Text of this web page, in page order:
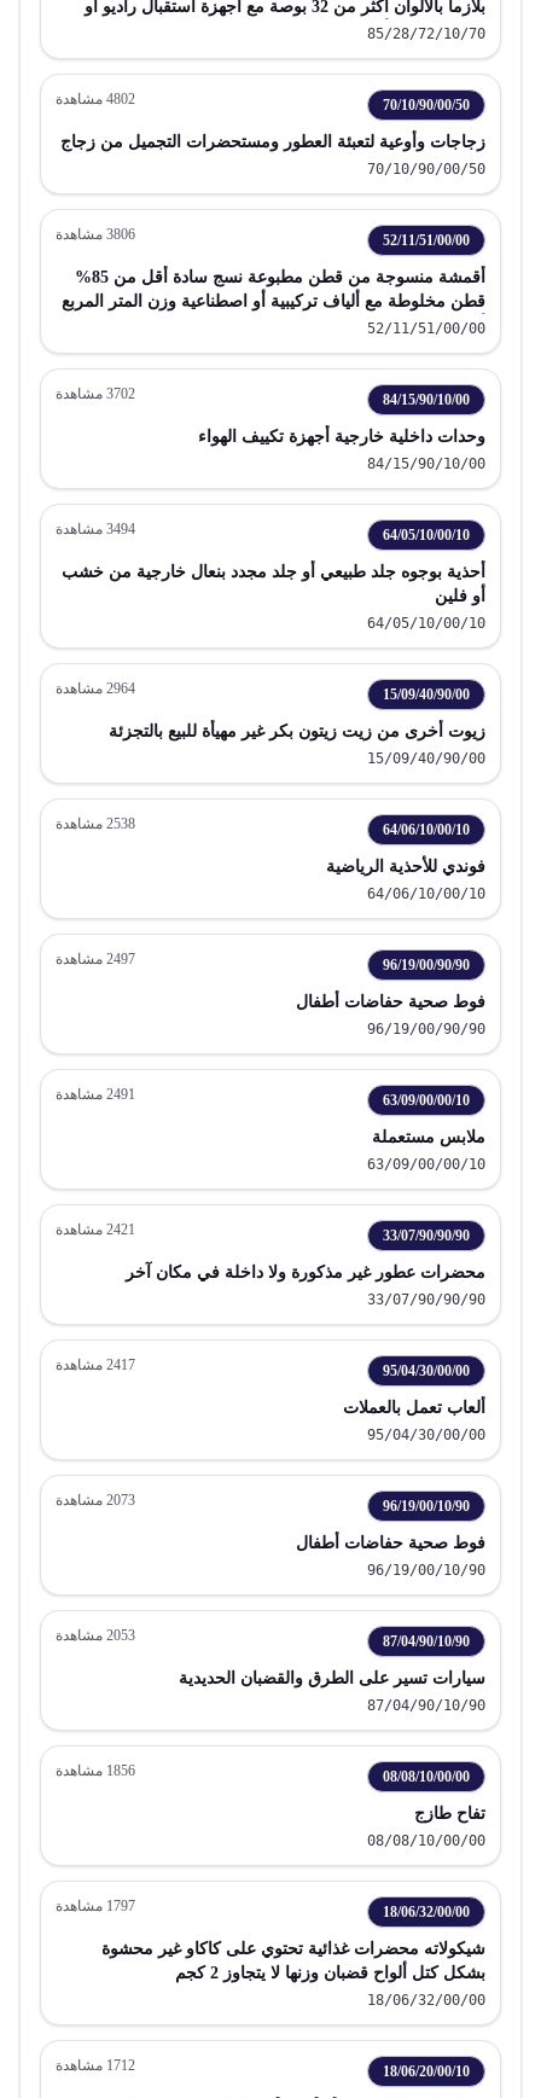
بلازما بالألوان أكثر من 32 بوصة مع أجهزة استقبال راديو أو
تسجيل صوت أو فيديو
85/28/72/10/70
70/10/90/00/50
4802 مشاهدة
زجاجات وأوعية لتعبئة العطور ومستحضرات التجميل من زجاج
70/10/90/00/50
52/11/51/00/00
3806 مشاهدة
أقمشة منسوجة من قطن مطبوعة نسج سادة أقل من 85%
قطن مخلوطة مع ألياف تركيبية أو اصطناعية وزن المتر المربع
أكثر من 200 جم
52/11/51/00/00
84/15/90/10/00
3702 مشاهدة
وحدات داخلية خارجية أجهزة تكييف الهواء
84/15/90/10/00
64/05/10/00/10
3494 مشاهدة
أحذية بوجوه جلد طبيعي أو جلد مجدد بنعال خارجية من خشب
أو فلين
64/05/10/00/10
15/09/40/90/00
2964 مشاهدة
زيوت أخرى من زيت زيتون بكر غير مهيأة للبيع بالتجزئة
15/09/40/90/00
64/06/10/00/10
2538 مشاهدة
فوندي للأحذية الرياضية
64/06/10/00/10
96/19/00/90/90
2497 مشاهدة
فوط صحية حفاضات أطفال
96/19/00/90/90
63/09/00/00/10
2491 مشاهدة
ملابس مستعملة
63/09/00/00/10
33/07/90/90/90
2421 مشاهدة
محضرات عطور غير مذكورة ولا داخلة في مكان آخر
33/07/90/90/90
95/04/30/00/00
2417 مشاهدة
ألعاب تعمل بالعملات
95/04/30/00/00
96/19/00/10/90
2073 مشاهدة
فوط صحية حفاضات أطفال
96/19/00/10/90
87/04/90/10/90
2053 مشاهدة
سيارات تسير على الطرق والقضبان الحديدية
87/04/90/10/90
08/08/10/00/00
1856 مشاهدة
تفاح طازج
08/08/10/00/00
18/06/32/00/00
1797 مشاهدة
شيكولاته محضرات غذائية تحتوي على كاكاو غير محشوة
بشكل كتل ألواح قضبان وزنها لا يتجاوز 2 كجم
18/06/32/00/00
18/06/20/00/10
1712 مشاهدة